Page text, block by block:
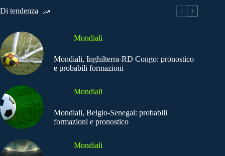
Di tendenza
Mondiali
Mondiali, Inghilterra-RD Congo: pronostico
e probabili formazioni
Mondiali
Mondiali, Belgio-Senegal: probabili
formazioni e pronostico
Mondiali